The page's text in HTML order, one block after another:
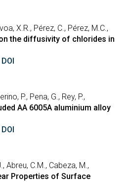
X.R., Pérez, C., Pérez, M.C.,
the diffusivity of chlorides in
DOI
P., Pena, G., Rey, P.,
AA 6005A aluminium alloy
DOI
Abreu, C.M., Cabeza, M.,
Properties of Surface